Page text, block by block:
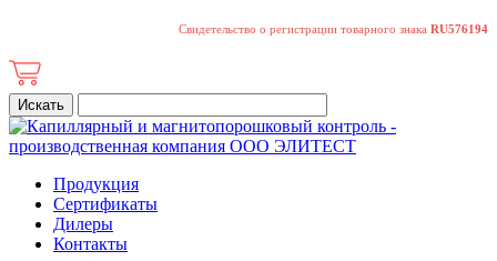
Свидетельство о регистрации товарного знака RU576194
Продукция
Сертификаты
Дилеры
Контакты